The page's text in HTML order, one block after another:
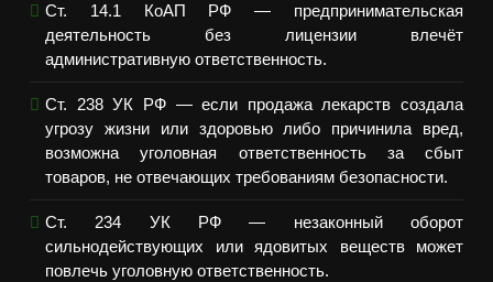
Ст. 14.1 КоАП РФ — предпринимательская
деятельность без лицензии влечёт
административную ответственность.
Ст. 238 УК РФ — если продажа лекарств создала
угрозу жизни или здоровью либо причинила вред,
возможна уголовная ответственность за сбыт
товаров, не отвечающих требованиям безопасности.
Ст. 234 УК РФ — незаконный оборот
сильнодействующих или ядовитых веществ может
повлечь уголовную ответственность.